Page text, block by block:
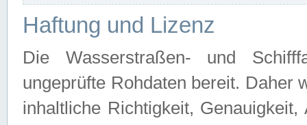
Haftung und Lizenz
Die Wasserstraßen- und
ungeprüfte Rohdaten bereit. Daher
inhaltliche Richtigkeit,